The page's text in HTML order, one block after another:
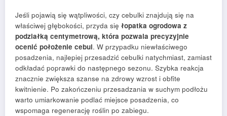
Jeśli pojawią się wątpliwości, czy cebulki znajdują się na
właściwej głębokości, przyda się łopatka ogrodowa z
podziałką centymetrową, która pozwala precyzyjnie
ocenić położenie cebul. W przypadku niewłaściwego
posadzenia, najlepiej przesadzić cebulki natychmiast, zamiast
odkładać poprawki do następnego sezonu. Szybka reakcja
znacznie zwiększa szanse na zdrowy wzrost i obfite
kwitnienie. Po zakończeniu przesadzania w suchym podłożu
warto umiarkowanie podlać miejsce posadzenia, co
wspomaga regenerację roślin po zabiegu.